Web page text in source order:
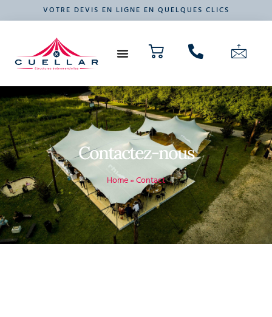
VOTRE DEVIS EN LIGNE EN QUELQUES CLICS
Contactez-nous
Home»Contact